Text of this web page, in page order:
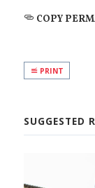
COPY
PRINT
SUGGESTED